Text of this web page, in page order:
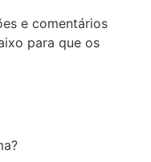
e comentários
para que os